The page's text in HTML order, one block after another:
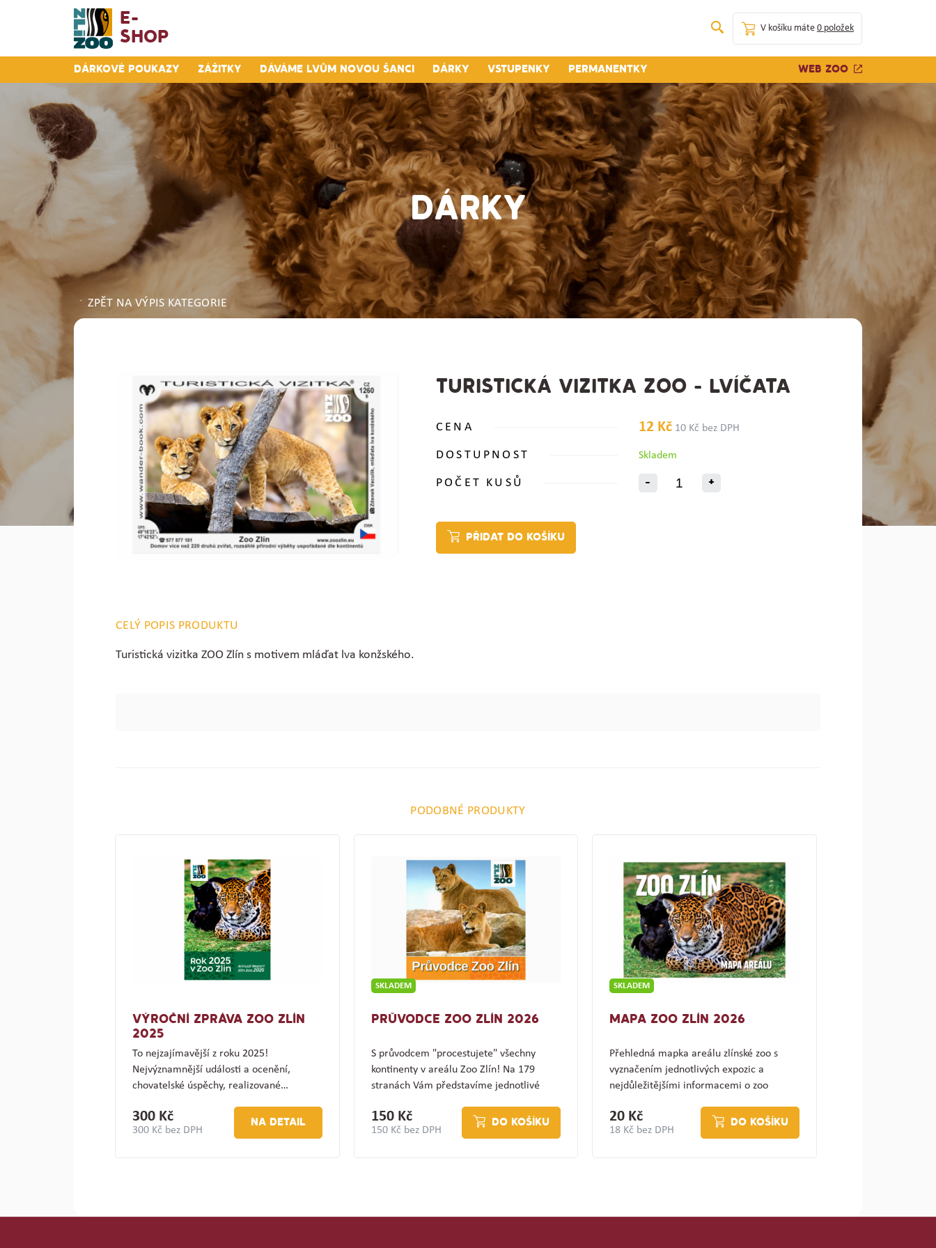
E-
Shop
V košíku máte 0 položek
Dárkové poukazy Zážitky Dáváme lvům novou šanci Dárky Vstupenky Permanentky Web zoo
DÁRKY
ZPĚT NA VÝPIS KATEGORIE
TURISTICKÁ VIZITKA ZOO - LVÍČATA
CENA 12 Kč 10 Kč bez DPH
DOSTUPNOST Skladem
POČET KUSŮ - +
PŘIDAT DO KOŠÍKU
CELÝ POPIS PRODUKTU
Turistická vizitka ZOO Zlín s motivem mláďat lva konžského.
PODOBNÉ PRODUKTY
VÝROČNÍ ZPRÁVA ZOO ZLÍN
2025
To nejzajímavější z roku 2025!
Nejvýznamnější události a ocenění,
chovatelské úspěchy, realizované…
300 Kč
300 Kč bez DPH
NA DETAIL
SKLADEM
PRŮVODCE ZOO ZLÍN 2026
S průvodcem "procestujete" všechny
kontinenty v areálu Zoo Zlín! Na 179
stranách Vám představíme jednotlivé
150 Kč
150 Kč bez DPH
DO KOŠÍKU
SKLADEM
MAPA ZOO ZLÍN 2026
Přehledná mapka areálu zlínské zoo s
vyznačením jednotlivých expozic a
nejdůležitějšími informacemi o zoo
20 Kč
18 Kč bez DPH
DO KOŠÍKU